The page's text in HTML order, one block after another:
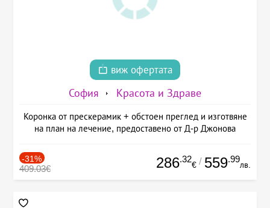
виж офертата
София Красота и Здраве
Коронка от прескерамик + обстоен преглед и изготвяне
на план на лечение, предоставено от Д-р Джонова
-31%
409.03€ 286.32
€ / 559.99
лв.